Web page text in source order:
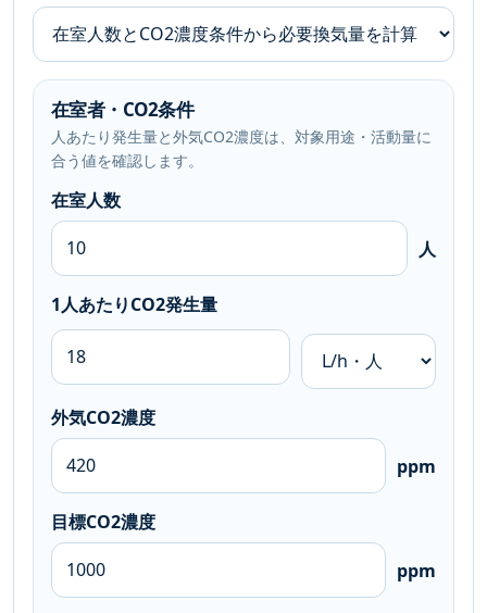
在室者・CO2条件
人あたり発生量と外気CO2濃度は、対象用途・活動量に
合う値を確認します。
在室人数
人
1人あたりCO2発生量
外気CO2濃度
ppm
目標CO2濃度
ppm